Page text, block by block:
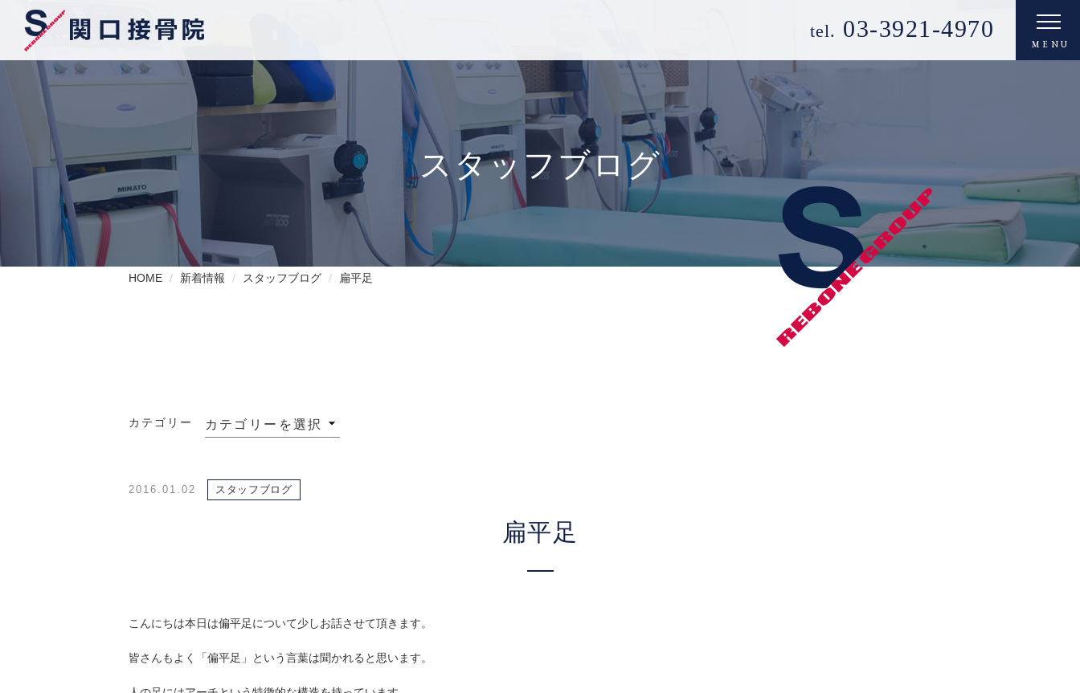
tel. 03-3921-4970
MENU
スタッフブログ
HOME 新着情報 スタッフブログ 扁平足
カテゴリー
2016.01.02 スタッフブログ
扁平足
こんにちは本日は偏平足について少しお話させて頂きます。
皆さんもよく「偏平足」という言葉は聞かれると思います。